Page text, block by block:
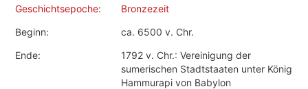
Geschichtsepoche:
Bronzezeit
Beginn:
ca. 6500 v. Chr.
Ende:
1792 v. Chr.: Vereinigung der
sumerischen Stadtstaaten unter König
Hammurapi von Babylon